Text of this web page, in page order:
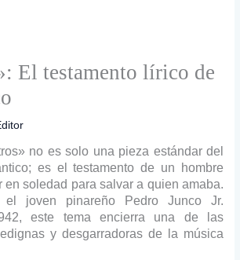
El testamento lírico de
no es solo una pieza estándar del
es el testamento de un hombre
en soledad para salvar a quien amaba.
el joven pinareño Pedro Junco Jr.
este tema encierra una de las
y desgarradoras de la música